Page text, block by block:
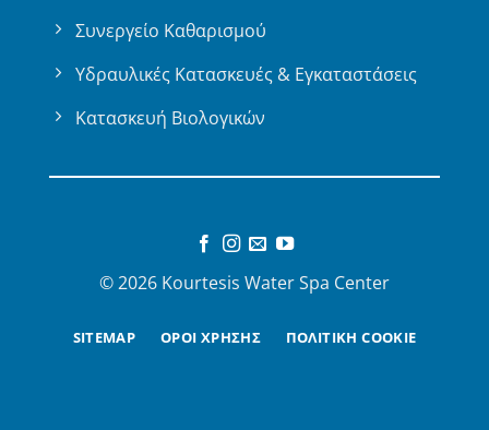
Συνεργείο Καθαρισμού
Υδραυλικές Κατασκευές & Εγκαταστάσεις
Κατασκευή Βιολογικών
© 2026 Kourtesis Water Spa Center
SITEMAP ΟΡΟΙ ΧΡΗΣΗΣ ΠΟΛΙΤΙΚΗ COOKIE